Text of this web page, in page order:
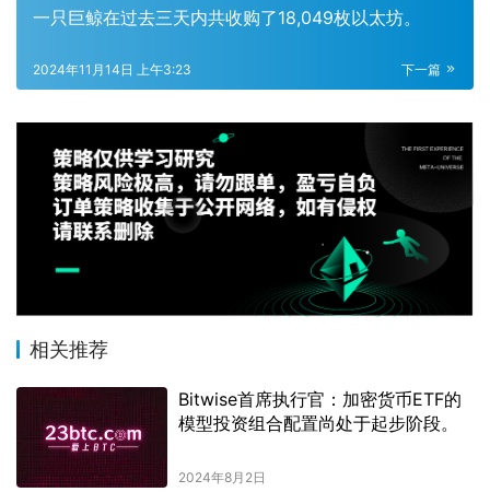
一只巨鲸在过去三天内共收购了18,049枚以太坊。
下一篇
2024年11月14日 上午3:23
相关推荐
Bitwise首席执行官：加密货币ETF的
模型投资组合配置尚处于起步阶段。
2024年8月2日